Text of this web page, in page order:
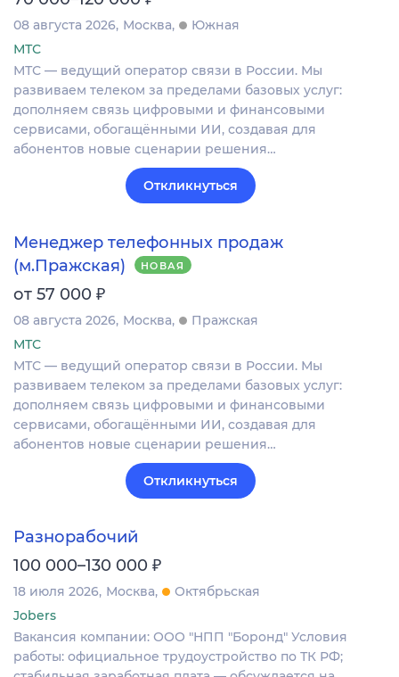
08 августа 2026 Москва
Южная
МТС
МТС — ведущий оператор связи в России. Мы
развиваем телеком за пределами базовых услуг:
дополняем связь цифровыми и финансовыми
сервисами, обогащёнными ИИ, создавая для
абонентов новые сценарии решения…
Откликнуться
Менеджер телефонных продаж
(м.Пражская)
НОВАЯ
от 57 000 ₽
08 августа 2026 Москва
Пражская
МТС
МТС — ведущий оператор связи в России. Мы
развиваем телеком за пределами базовых услуг:
дополняем связь цифровыми и финансовыми
сервисами, обогащёнными ИИ, создавая для
абонентов новые сценарии решения…
Откликнуться
Разнорабочий
100 000–130 000 ₽
18 июля 2026 Москва
Октябрьская
Jobers
Вакансия компании: ООО "НПП "Боронд" Условия
работы: официальное трудоустройство по ТК РФ;